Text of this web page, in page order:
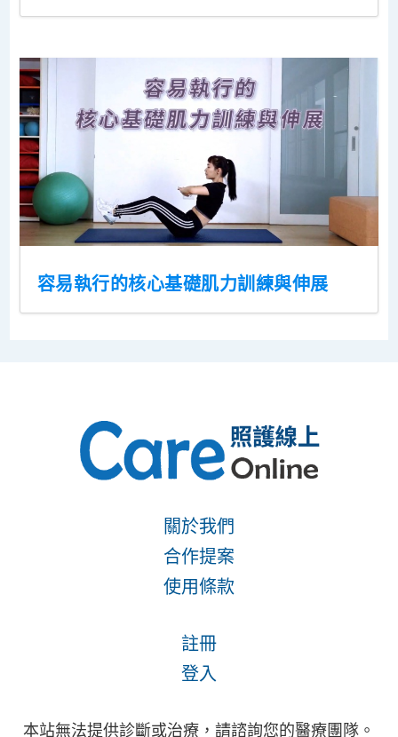
容易執行的核心基礎肌力訓練與伸展
關於我們
合作提案
使用條款
註冊
登入
本站無法提供診斷或治療，請諮詢您的醫療團隊。